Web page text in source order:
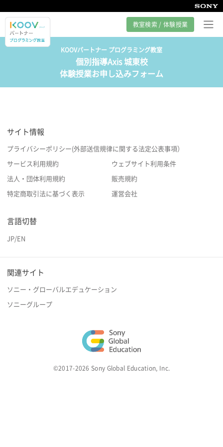
教室検索 / 体験授業
プログラミング教室とは
カリキュラム紹介
サポート
KOOVパートナー プログラミング教室
個別指導Axis 城東校
体験授業お申し込みフォーム
サイト情報
プライバシーポリシー(外部送信規律に関する法定公表事項）
サービス利用規約 ウェブサイト利用条件
法人・団体利用規約 販売規約
特定商取引法に基づく表示 運営会社
言語切替
JP/EN
関連サイト
ソニー・グローバルエデュケーション
ソニーグループ
©2017-2026 Sony Global Education, Inc.